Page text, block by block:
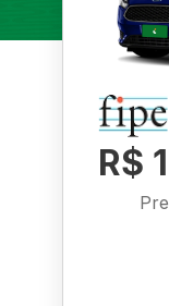
R$